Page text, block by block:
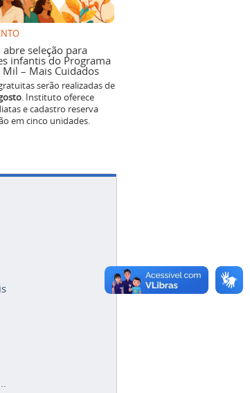
abre seleção para
infantis do Programa
– Mais Cuidados
serão realizadas de
. Instituto oferece
e cadastro reserva
em cinco unidades.